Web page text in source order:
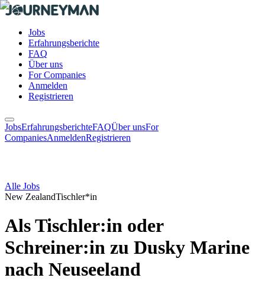
Jobs
Erfahrungsberichte
FAQ
Über uns
For Companies
Anmelden
Registrieren
JobsErfahrungsberichteFAQÜber unsFor
CompaniesAnmeldenRegistrieren
Alle Jobs
New ZealandTischler*in
Als Tischler:in oder
Schreiner:in zu Dusky Marine
nach Neuseeland